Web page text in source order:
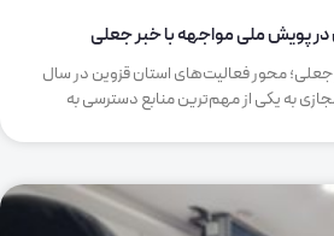
پویش ملی مواجهه با خبر جعلی
محور فعالیت‌های استان قزوین در سال